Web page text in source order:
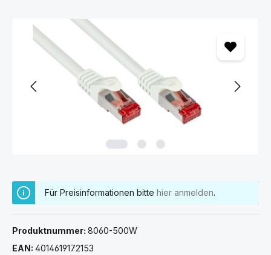
Bildergalerie überspringen
Für Preisinformationen bitte hier anmelden.
Produktnummer: 8060-500W
EAN: 4014619172153